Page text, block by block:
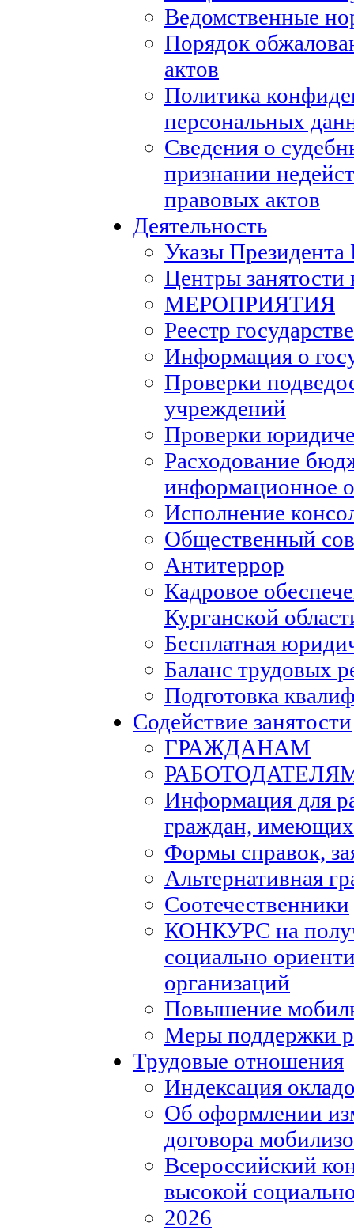
Ведомственные
Порядок
актов
Политика
персональных
Сведения о
признании
правовых актов
Деятельность
Указы
Центры занятости
МЕРОПРИЯТИЯ
Реестр
Информация о
Проверки
учреждений
Проверки
Расходование
информационное
Исполнение
Общественный
Антитеррор
Кадровое
Курганской
Бесплатная
Баланс трудовых
Подготовка
Содействие занятости
ГРАЖДАНАМ
Информация для
граждан,
Формы справок,
Альтернативная
Соотечественники
КОНКУРС на
социально
организаций
Повышение
Меры поддержки
Трудовые отношения
Индексация
Об оформлении
договора
Всероссийский
высокой
2026